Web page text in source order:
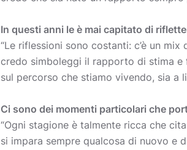
In questi anni le è mai capitato di
“Le riflessioni sono costanti: c’è un
credo simboleggi il rapporto di stima e
sul percorso che stiamo vivendo, sia a
Ci sono dei momenti particolari che
“Ogni stagione è talmente ricca che
si impara sempre qualcosa di nuovo e